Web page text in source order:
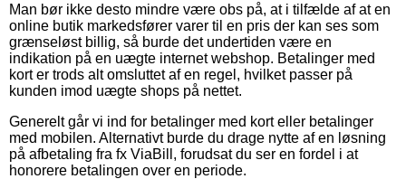
Man bør ikke desto mindre være obs på, at i tilfælde af at en
online butik markedsfører varer til en pris der kan ses som
grænseløst billig, så burde det undertiden være en
indikation på en uægte internet webshop. Betalinger med
kort er trods alt omsluttet af en regel, hvilket passer på
kunden imod uægte shops på nettet.
Generelt går vi ind for betalinger med kort eller betalinger
med mobilen. Alternativt burde du drage nytte af en løsning
på afbetaling fra fx ViaBill, forudsat du ser en fordel i at
honorere betalingen over en periode.